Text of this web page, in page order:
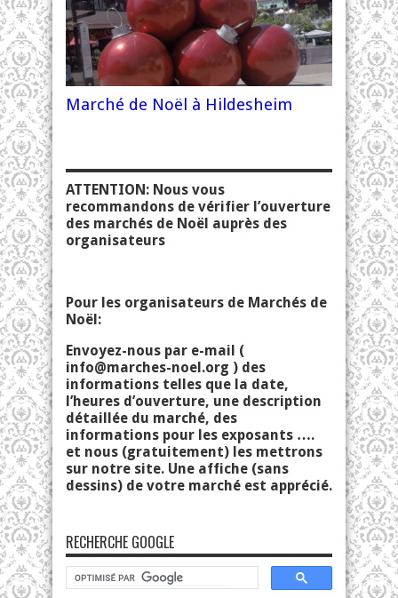
Marché de Noël à Hildesheim
ATTENTION: Nous vous
recommandons de vérifier l’ouverture
des marchés de Noël auprès des
organisateurs
Pour les organisateurs de Marchés de
Noël:
Envoyez-nous par e-mail (
info@marches-noel.org ) des
informations telles que la date,
l’heures d’ouverture, une description
détaillée du marché, des
informations pour les exposants ….
et nous (gratuitement) les mettrons
sur notre site. Une affiche (sans
dessins) de votre marché est apprécié.
RECHERCHE GOOGLE